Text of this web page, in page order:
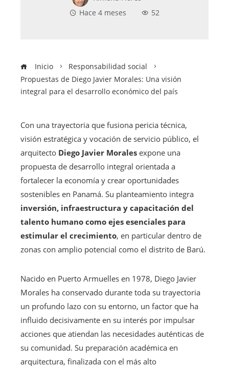
Hace 4 meses
52
Inicio
Responsabilidad social
Propuestas de Diego Javier Morales: Una visión
integral para el desarrollo económico del país
Con una trayectoria que fusiona pericia técnica,
visión estratégica y vocación de servicio público, el
arquitecto Diego Javier Morales expone una
propuesta de desarrollo integral orientada a
fortalecer la economía y crear oportunidades
sostenibles en Panamá. Su planteamiento integra
inversión, infraestructura y capacitación del
talento humano como ejes esenciales para
estimular el crecimiento, en particular dentro de
zonas con amplio potencial como el distrito de Barú.
Nacido en Puerto Armuelles en 1978, Diego Javier
Morales ha conservado durante toda su trayectoria
un profundo lazo con su entorno, un factor que ha
influido decisivamente en su interés por impulsar
acciones que atiendan las necesidades auténticas de
su comunidad. Su preparación académica en
arquitectura, finalizada con el más alto